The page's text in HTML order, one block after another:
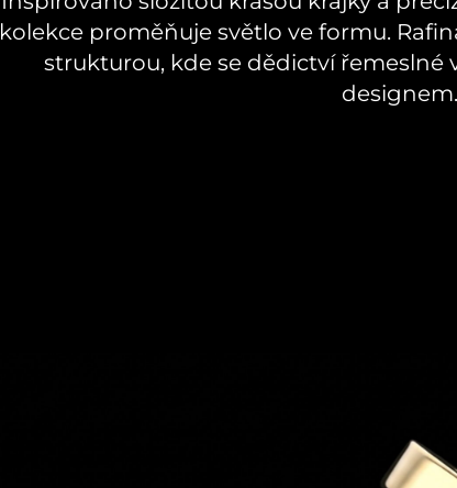
kolekce proměňuje světlo ve formu.
strukturou, kde se dědictví řemeslné
designem.